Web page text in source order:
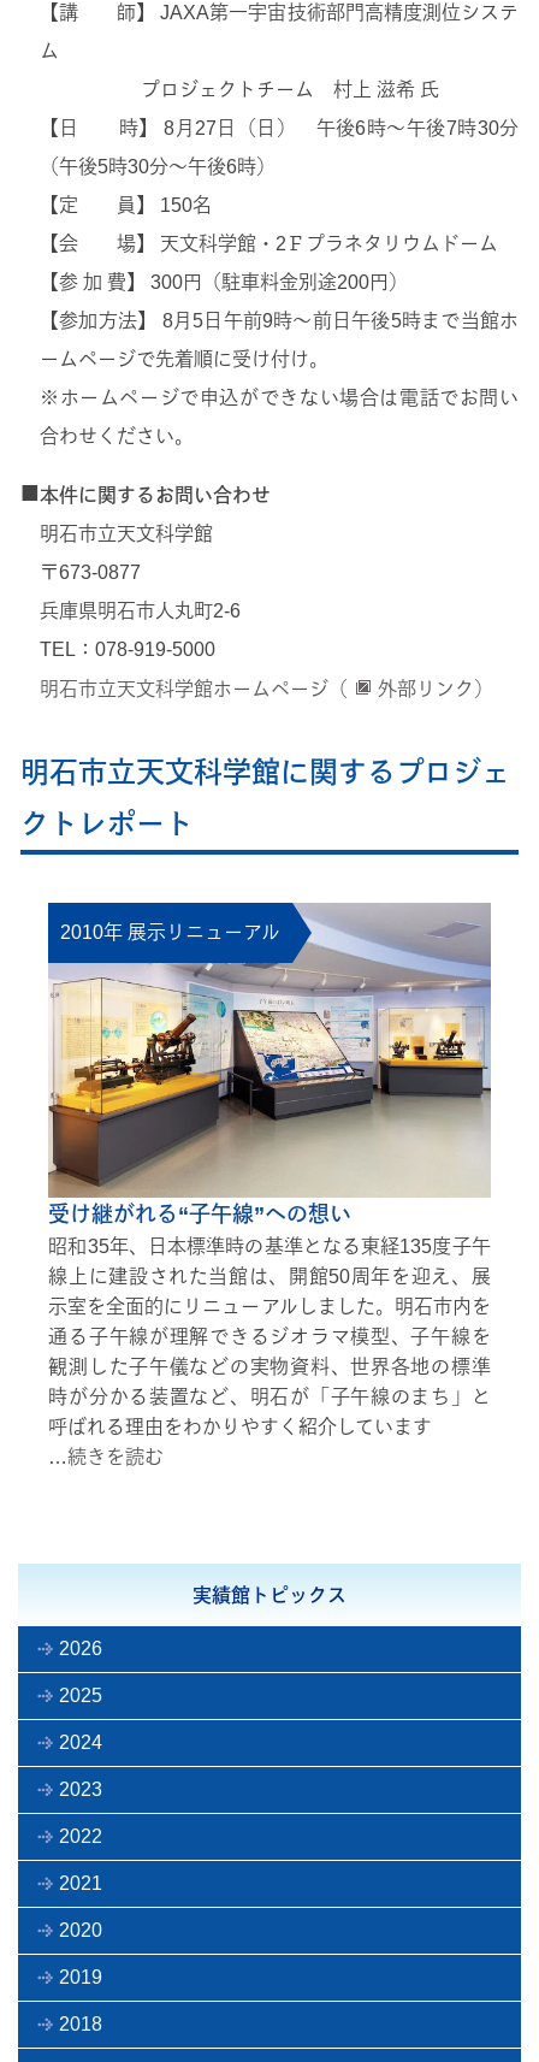
【講 師】 JAXA第一宇宙技術部門高精度測位システ
ム
プロジェクトチーム 村上 滋希 氏
【日 時】 8月27日（日） 午後6時〜午後7時30分
（午後5時30分〜午後6時）
【定 員】 150名
【会 場】 天文科学館・2Ｆプラネタリウムドーム
【参 加 費】 300円（駐車料金別途200円）
【参加方法】 8月5日午前9時～前日午後5時まで当館ホ
ームページで先着順に受け付け。
※ホームページで申込ができない場合は電話でお問い
合わせください。
■本件に関するお問い合わせ
明石市立天文科学館
〒673-0877
兵庫県明石市人丸町2-6
TEL：078-919-5000
明石市立天文科学館ホームページ（
外部リンク）
明石市立天文科学館に関するプロジェ
クトレポート
2010年 展示リニューアル
受け継がれる“子午線”への想い
昭和35年、日本標準時の基準となる東経135度子午
線上に建設された当館は、開館50周年を迎え、展
示室を全面的にリニューアルしました。明石市内を
通る子午線が理解できるジオラマ模型、子午線を
観測した子午儀などの実物資料、世界各地の標準
時が分かる装置など、明石が「子午線のまち」と
呼ばれる理由をわかりやすく紹介しています
…続きを読む
実績館トピックス
2026
2025
2024
2023
2022
2021
2020
2019
2018